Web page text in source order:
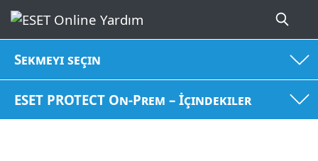
Sekmeyi seçin
ESET PROTECT On-Prem – İçindekiler